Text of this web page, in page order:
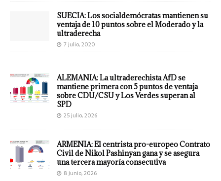
SUECIA: Los socialdemócratas mantienen su
ventaja de 10 puntos sobre el Moderado y la
ultraderecha
7 julio, 2020
ALEMANIA: La ultraderechista AfD se
mantiene primera con 5 puntos de ventaja
sobre CDU/CSU y Los Verdes superan al
SPD
25 julio, 2026
ARMENIA: El centrista pro-europeo Contrato
Civil de Nikol Pashinyan gana y se asegura
una tercera mayoría consecutiva
8 junio, 2026